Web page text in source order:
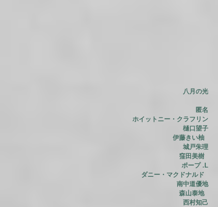
八月の光
匿名
ホイットニー・クラフリン
樋口望子
伊藤きい柚
城戸朱理
窪田美樹
ポープ .L
ダニー・マクドナルド
南中道優地
森山泰地
西村知己